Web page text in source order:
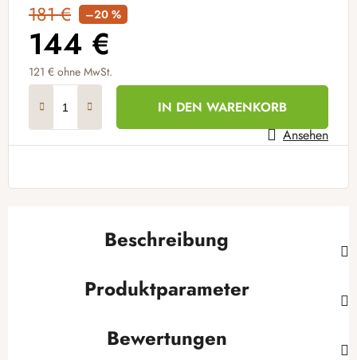
181 € –20 %
144 €
121 € ohne MwSt.
IN DEN WARENKORB
Ansehen
Beschreibung
Produktparameter
Bewertungen